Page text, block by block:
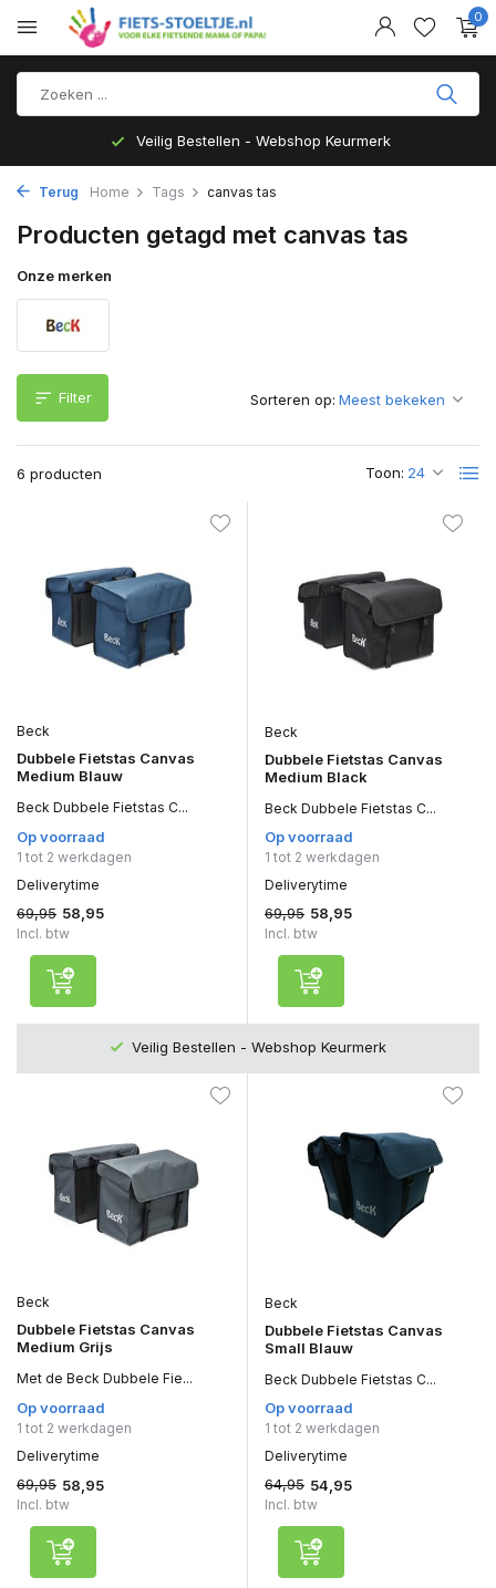
0
Veilig Bestellen - Webshop Keurmerk
Terug Home Tags canvas tas
Producten getagd met canvas tas
Onze merken
Filter
6 producten Toon:
Sorteren op:
Beck
Dubbele Fietstas Canvas
Medium Blauw
Beck Dubbele Fietstas C...
Op voorraad
1 tot 2 werkdagen
Deliverytime
69,95 58,95
Incl. btw
Beck
Dubbele Fietstas Canvas
Medium Black
Beck Dubbele Fietstas C...
Op voorraad
1 tot 2 werkdagen
Deliverytime
69,95 58,95
Incl. btw
Veilig Bestellen - Webshop Keurmerk
Beck
Dubbele Fietstas Canvas
Medium Grijs
Met de Beck Dubbele Fie...
Op voorraad
1 tot 2 werkdagen
Deliverytime
69,95 58,95
Incl. btw
Beck
Dubbele Fietstas Canvas
Small Blauw
Beck Dubbele Fietstas C...
Op voorraad
1 tot 2 werkdagen
Deliverytime
64,95 54,95
Incl. btw